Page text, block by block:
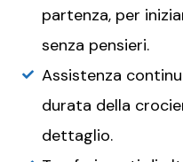
partenza, per
senza pensieri.
Assistenza
durata della
dettaglio.